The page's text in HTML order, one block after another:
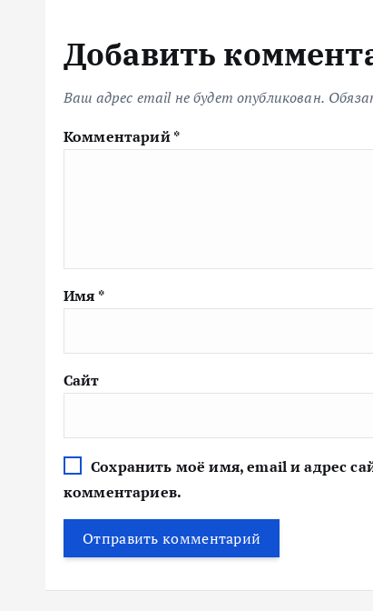
Добавить
Ваш адрес email не будет опубликован.
Комментарий*
Имя *
Сайт
Сохранить моё имя, email и адрес
комментариев.